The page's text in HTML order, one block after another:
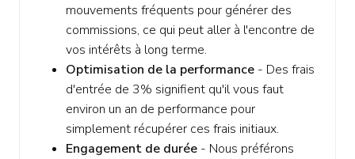
mouvements fréquents pour générer des
commissions, ce qui peut aller à l'encontre de
vos intérêts à long terme.
Optimisation de la performance - Des frais
d'entrée de 3% signifient qu'il vous faut
environ un an de performance pour
simplement récupérer ces frais initiaux.
Engagement de durée - Nous préférons